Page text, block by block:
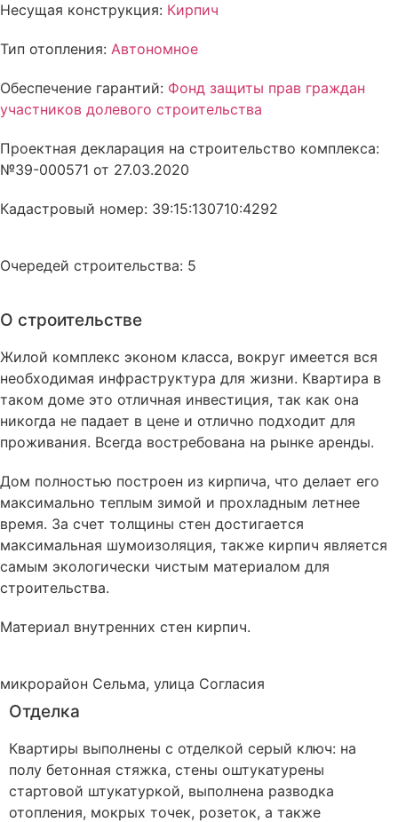
Несущая конструкция: Кирпич
Тип отопления: Автономное
Обеспечение гарантий: Фонд защиты прав граждан
участников долевого строительства
Проектная декларация на строительство комплекса:
№39-000571 от 27.03.2020
Кадастровый номер: 39:15:130710:4292
Очередей строительства: 5
О строительстве
Жилой комплекс эконом класса, вокруг имеется вся
необходимая инфраструктура для жизни. Квартира в
таком доме это отличная инвестиция, так как она
никогда не падает в цене и отлично подходит для
проживания. Всегда востребована на рынке аренды.
Дом полностью построен из кирпича, что делает его
максимально теплым зимой и прохладным летнее
время. За счет толщины стен достигается
максимальная шумоизоляция, также кирпич является
самым экологически чистым материалом для
строительства.
Материал внутренних стен кирпич.
микрорайон Сельма, улица Согласия
Отделка
Квартиры выполнены с отделкой серый ключ: на
полу бетонная стяжка, стены оштукатурены
стартовой штукатуркой, выполнена разводка
отопления, мокрых точек, розеток, а также